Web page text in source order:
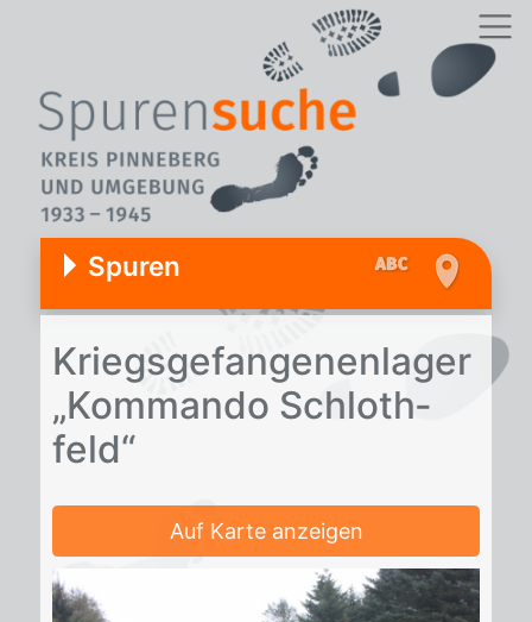
Spuren
Kriegs­ge­fan­ge­nen­la­ger
„Kom­man­do Schlo­th­
feld“
Auf Karte anzeigen